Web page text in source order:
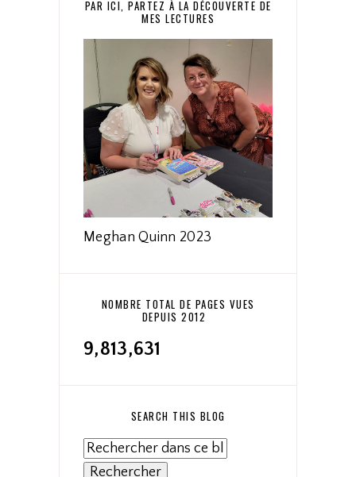
PAR ICI, PARTEZ À LA DÉCOUVERTE DE
MES LECTURES
Meghan Quinn 2023
NOMBRE TOTAL DE PAGES VUES
DEPUIS 2012
9,813,631
SEARCH THIS BLOG